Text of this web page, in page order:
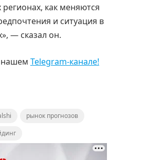
как меняются
и ситуация в
— сказал он.
нашем Telegram-канале!
рынок прогнозов